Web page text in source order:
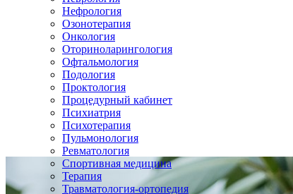
Нефрология
Озонотерапия
Онкология
Оториноларингология
Офтальмология
Подология
Проктология
Процедурный кабинет
Психиатрия
Психотерапия
Пульмонология
Ревматология
Спортивная медицина
Терапия
Травматология-ортопедия